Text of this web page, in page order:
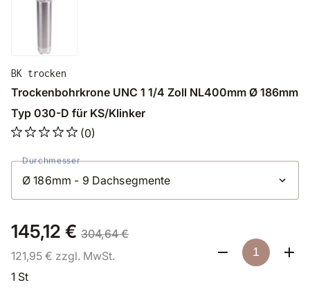
BK trocken
Trockenbohrkrone UNC 1 1/4 Zoll NL400mm Ø 186mm
Typ 030-D für KS/Klinker
(0)
Durchmesser
145,12 € 304,64 €
121,95 € zzgl. MwSt.
1 St